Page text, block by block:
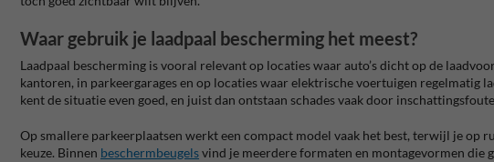
Waar gebruik je laadpaal bescherming het meest?
Laadpaal bescherming is vooral relevant op locaties waar auto’s dicht op de
kantoren, in parkeergarages en op locaties waar elektrische voertuigen regelmatig
kent de situatie even goed, en juist dan ontstaan schades vaak door
Op smallere parkeerplaatsen werkt een compact model vaak het best, terwijl je op
keuze. Binnen beschermbeugelsvind je meerdere formaten en montagevormen die